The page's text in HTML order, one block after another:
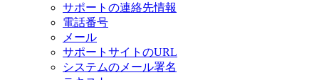
サポートの連絡先情報
電話番号
メール
サポートサイトのURL
システムのメール署名